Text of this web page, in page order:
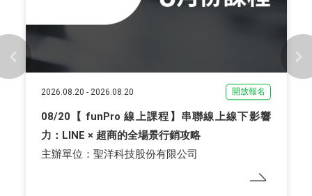
2026.08.20 - 2026.08.20 開放報名
08/20【 funPro 線上課程】串聯線上線下影響
力：LINE × 超商的全場景行銷攻略
主辦單位：聖洋科技股份有限公司